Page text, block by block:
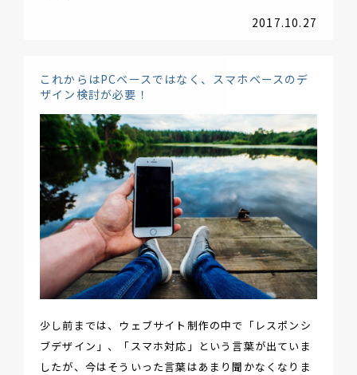
2017.10.27
これからはPCベースではなく、スマホベースのデ
ザイン検討が必要！
少し前までは、ウェブサイト制作の中で「レスポンシ
ブデザイン」、「スマホ対応」という言葉が出ていま
したが、今はそういった言葉はあまり聞かなくなりま